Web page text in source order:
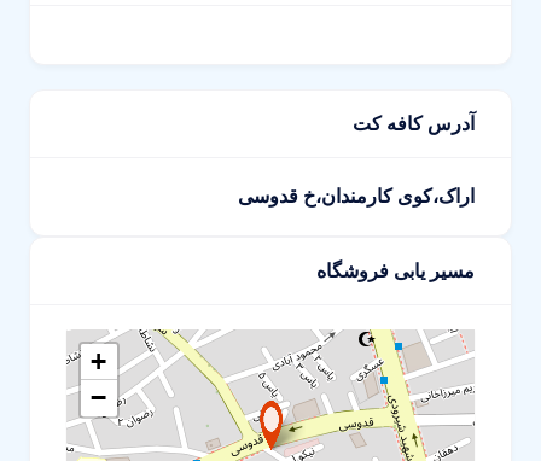
آدرس کافه کت
اراک،کوی کارمندان،خ قدوسی
مسیر یابی فروشگاه
+
−